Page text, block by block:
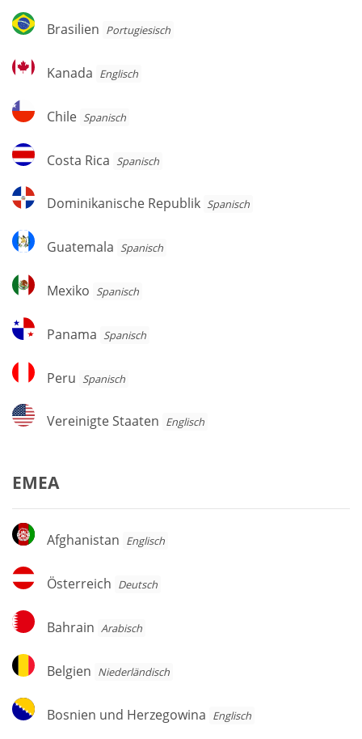
Brasilien
Brasilien Por­tu­gie­sisch
Kanada
Kanada Englisch
Chile
Chile Spanisch
Costa
Rica
Costa Rica Spanisch
Dominikanische
Republik
Dominikanische Republik Spanisch
Guatemala
Guatemala Spanisch
Mexiko
Mexiko Spanisch
Panama
Panama Spanisch
Peru
Peru Spanisch
Vereinigte
Staaten
Vereinigte Staaten Englisch
EMEA
Afghanistan
Afghanistan Englisch
Österreich
Österreich Deutsch
Bahrain
Bahrain Arabisch
Belgien
Belgien Niederländisch
Bosnien
und
Bosnien und Herzegowina Englisch